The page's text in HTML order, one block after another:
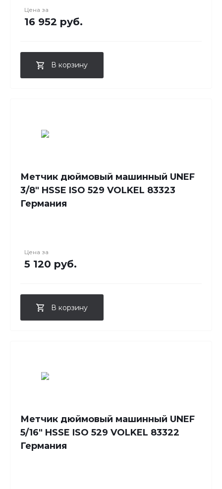
Цена за
16 952 руб.
В корзину
Метчик дюймовый машинный UNEF
3/8" HSSE ISO 529 VOLKEL 83323
Германия
Цена за
5 120 руб.
В корзину
Метчик дюймовый машинный UNEF
5/16" HSSE ISO 529 VOLKEL 83322
Германия